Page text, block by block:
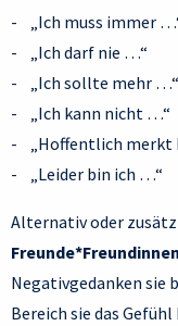
- „Ich muss immer
- „Ich darf nie …“
- „Ich sollte mehr …“
- „Ich kann nicht …“
- „Hoffentlich merkt
- „Leider bin ich …“
Alternativ oder
Negativgedanken sie
Bereich sie das